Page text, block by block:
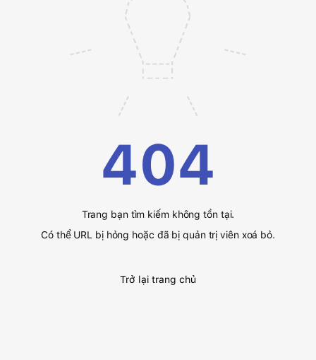
404
Trang bạn tìm kiếm không tồn tại.
Có thể URL bị hỏng hoặc đã bị quản trị viên xoá bỏ.
Trở lại trang chủ